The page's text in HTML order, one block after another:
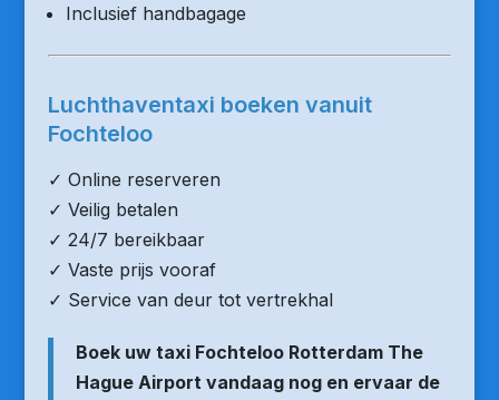
Inclusief handbagage
Luchthaventaxi boeken vanuit
Fochteloo
✓ Online reserveren
✓ Veilig betalen
✓ 24/7 bereikbaar
✓ Vaste prijs vooraf
✓ Service van deur tot vertrekhal
Boek uw taxi Fochteloo Rotterdam The
Hague Airport vandaag nog en ervaar de